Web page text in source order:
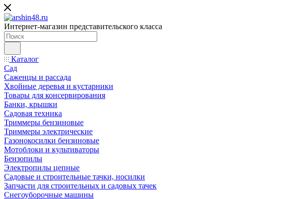
Интернет-магазин представительского класса
Каталог
Сад
Саженцы и рассада
Хвойные деревья и кустарники
Товары для консервирования
Банки, крышки
Садовая техника
Триммеры бензиновые
Триммеры электрические
Газонокосилки бензиновые
Мотоблоки и культиваторы
Бензопилы
Электропилы цепные
Садовые и строительные тачки, носилки
Запчасти для строительных и садовых тачек
Снегоуборочные машины